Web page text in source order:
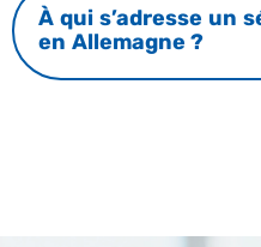
À qui s’adresse un
en Allemagne ?